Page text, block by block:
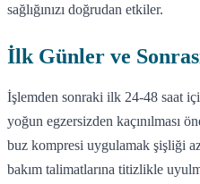
sağlığınızı doğrudan etkiler.
İlk Günler ve
İşlemden sonraki ilk 24-48 saat
yoğun egzersizden kaçınılması
buz kompresi uygulamak şişliği
bakım talimatlarına titizlikle